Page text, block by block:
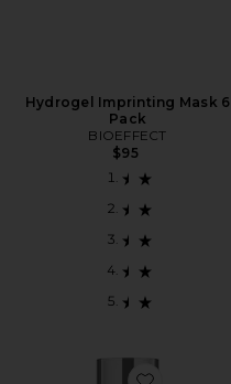
Hydrogel Imprinting Mask 6
Pack
BIOEFFECT
$95